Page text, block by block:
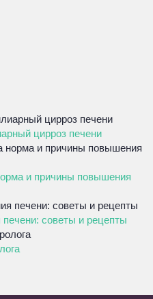
цирроз печени
и причины повышения
советы и рецепты